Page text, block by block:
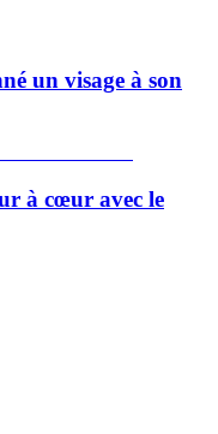
un visage à son
à cœur avec le